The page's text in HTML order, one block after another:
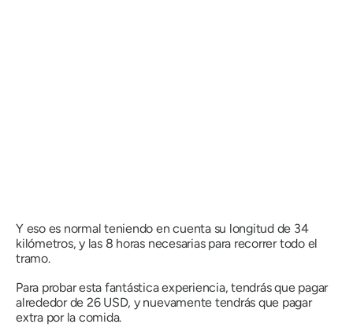
Y eso es normal teniendo en cuenta su longitud de 34
kilómetros, y las 8 horas necesarias para recorrer todo el
tramo.
Para probar esta fantástica experiencia, tendrás que pagar
alrededor de 26 USD, y nuevamente tendrás que pagar
extra por la comida.